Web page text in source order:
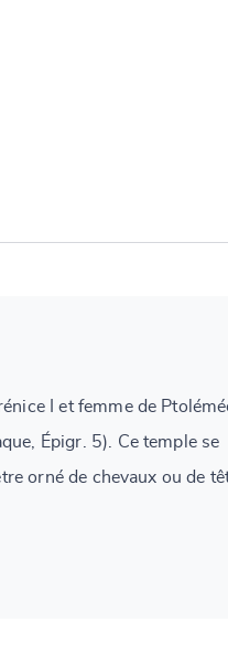
I et femme de
Épigr. 5). Ce temple se
orné de chevaux ou de